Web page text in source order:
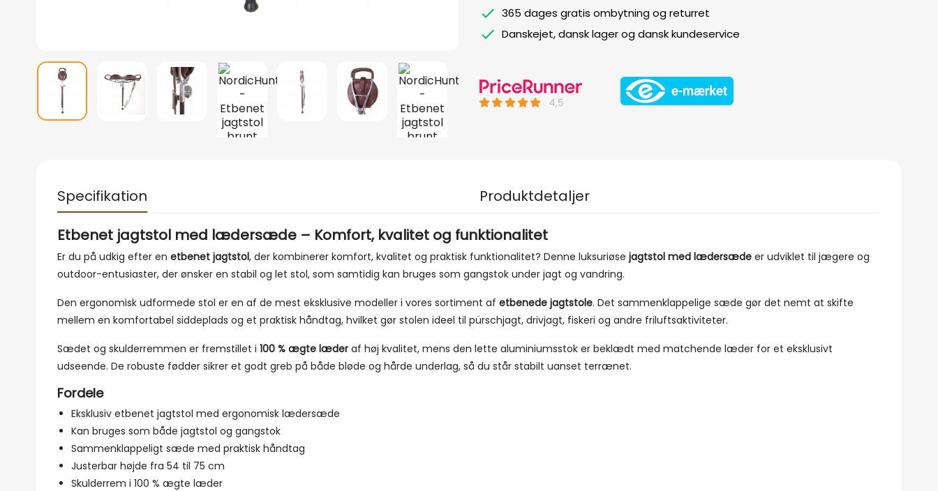
365 dages gratis ombytning og returret
Danskejet, dansk lager og dansk kundeservice
Specifikation
Produktdetaljer
Etbenet jagtstol med lædersæde – Komfort, kvalitet og funktionalitet
Er du på udkig efter en etbenet jagtstol, der kombinerer komfort, kvalitet og praktisk funktionalitet? Denne luksuriøse jagtstol med lædersæde er udviklet til jægere og
outdoor-entusiaster, der ønsker en stabil og let stol, som samtidig kan bruges som gangstok under jagt og vandring.
Den ergonomisk udformede stol er en af de mest eksklusive modeller i vores sortiment af etbenede jagtstole. Det sammenklappelige sæde gør det nemt at skifte
mellem en komfortabel siddeplads og et praktisk håndtag, hvilket gør stolen ideel til pürschjagt, drivjagt, fiskeri og andre friluftsaktiviteter.
Sædet og skulderremmen er fremstillet i 100 % ægte læder af høj kvalitet, mens den lette aluminiumsstok er beklædt med matchende læder for et eksklusivt
udseende. De robuste fødder sikrer et godt greb på både bløde og hårde underlag, så du står stabilt uanset terrænet.
Fordele
Eksklusiv etbenet jagtstol med ergonomisk lædersæde
Kan bruges som både jagtstol og gangstok
Sammenklappeligt sæde med praktisk håndtag
Justerbar højde fra 54 til 75 cm
Skulderrem i 100 % ægte læder